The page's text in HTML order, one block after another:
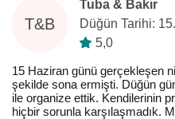
T&B
Tuba & Bakır
Düğün Tarihi:
5,0
15 Haziran günü gerçekleşen
şekilde sona ermişti. Düğün
ile organize ettik. Kendilerinin
hiçbir sorunla karşılaşmadık.